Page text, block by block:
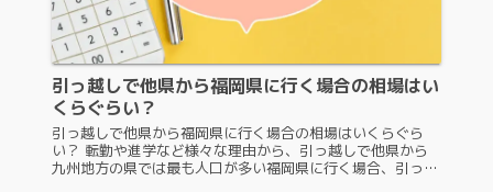
引っ越しで他県から福岡県に行く場合の相場はい
くらぐらい？
引っ越しで他県から福岡県に行く場合の相場はいくらぐら
い？ 転勤や進学など様々な理由から、引っ越しで他県から
九州地方の県では最も人口が多い福岡県に行く場合、引っ越